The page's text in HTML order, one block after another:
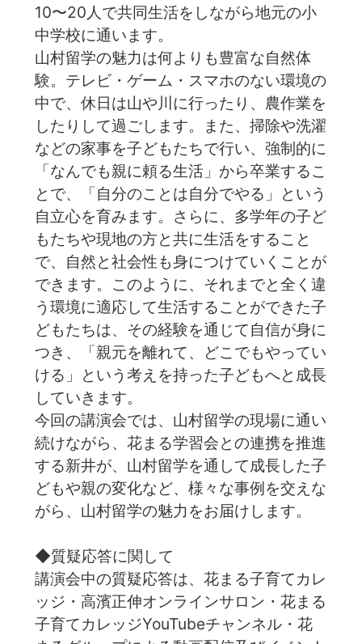
10〜20人で共同生活をしながら地元の小
中学校に通います。
山村留学の魅力は何よりも豊富な自然体
験。テレビ・ゲーム・スマホのない環境の
中で、休日は山や川に行ったり、農作業を
したりして過ごします。また、掃除や洗濯
などの家事を子どもたちで行い、強制的に
「なんでも親に頼る生活」から卒業するこ
とで、「自分のことは自分でやる」という
自立心を育みます。️さらに、多学年の子ど
もたちや現地の方と共に生活をすること
で、自然と社会性も身につけていくことが
できます。このように、それまでと全く違
う環境に適応して生活することができた子
どもたちは、その経験を通じて自信が身に
つき、「親元を離れて、どこでもやってい
ける」という考えを持った子どもへと成長
していきます。
今回の講演会では、山村留学の現場に通い
続けながら、花まる学習会との連携を推進
する新井が、山村留学を通して成長した子
どもや親の変化など、様々な事例を交えな
がら、山村留学の魅力をお届けします。
◆質疑応答に関して
講演会中の質疑応答は、花まる子育てカレ
ッジ・高濱正伸オンラインサロン・花まる
子育てカレッジYouTubeチャンネル・花